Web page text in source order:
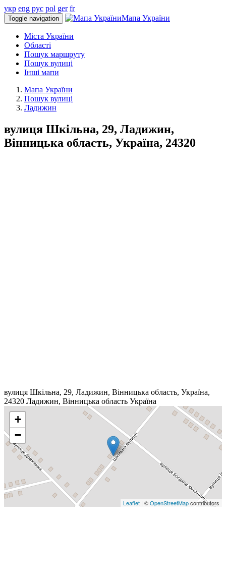
укр eng рус pol ger fr
Toggle navigation Мапа України
Міста України
Області
Пошук маршруту
Пошук вулиці
Інші мапи
Мапа України
Пошук вулиці
Ладижин
вулиця Шкільна, 29, Ладижин,
Вінницька область, Україна, 24320
вулиця Шкільна, 29, Ладижин, Вінницька область, Україна,
24320 Ладижин, Вінницька область Україна
+
−
Leaflet | ©OpenStreetMapcontributors